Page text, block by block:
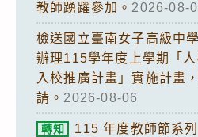
教師踴躍參加。 2026-08-
檢送國立臺南女子高級中
辦理115學年度上學期「
入校推廣計畫」實施計畫
請。 2026-08-06
轉知
115 年度教師節系